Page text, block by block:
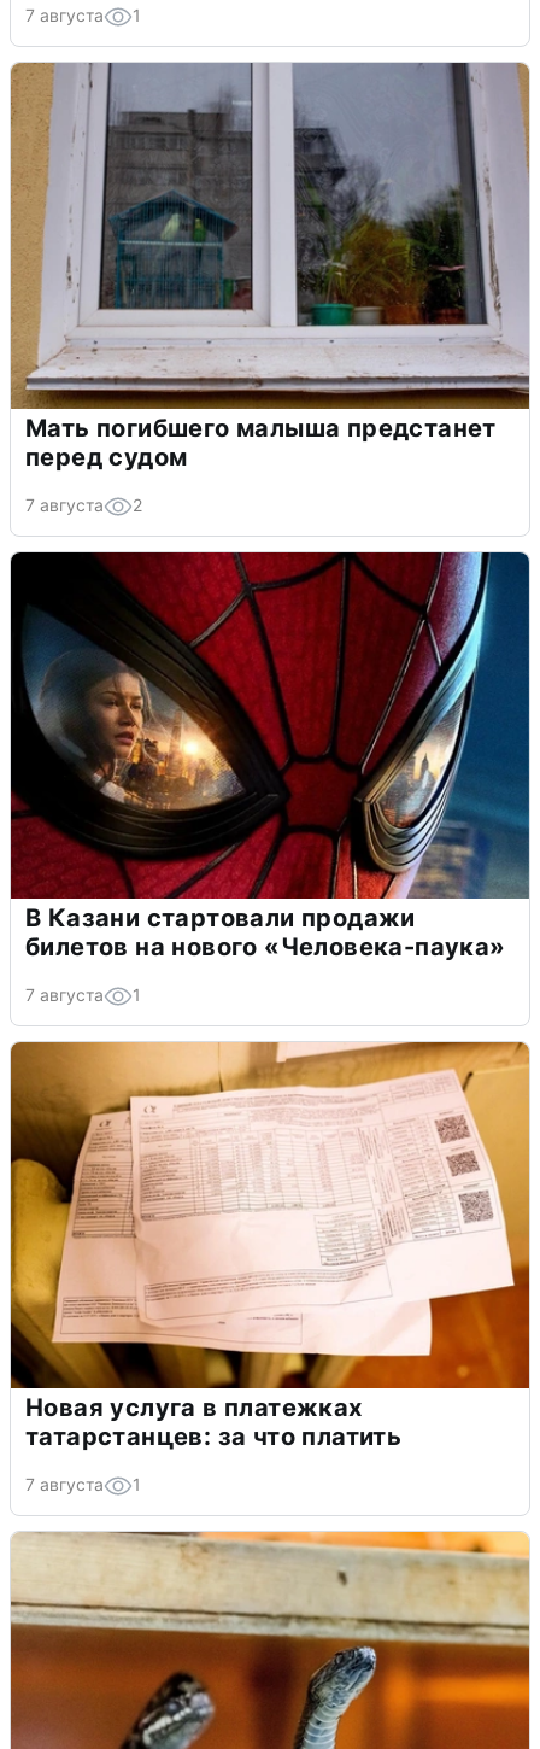
7 августа 1
Мать погибшего малыша предстанет
перед судом
7 августа 2
В Казани стартовали продажи
билетов на нового «Человека-паука»
7 августа 1
Новая услуга в платежках
татарстанцев: за что платить
7 августа 1